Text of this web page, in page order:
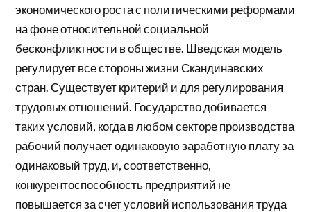
экономического роста с политическими реформами
на фоне относительной социальной
бесконфликтности в обществе. Шведская модель
регулирует все стороны жизни Скандинавских
стран. Существует критерий и для регулирования
трудовых отношений. Государство добивается
таких условий, когда в любом секторе производства
рабочий получает одинаковую заработную плату за
одинаковый труд, и, соответственно,
конкурентоспособность предприятий не
повышается за счет условий использования труда